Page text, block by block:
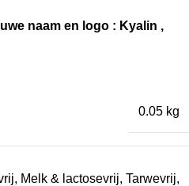
naam en logo : Kyalin ,
0.05 kg
, Melk & lactosevrij, Tarwevrij,